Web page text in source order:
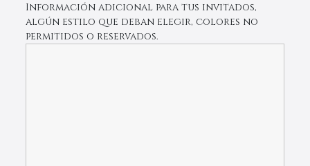
Información adicional para tus invitados,
algún estilo que deban elegir, colores no
permitidos o reservados.